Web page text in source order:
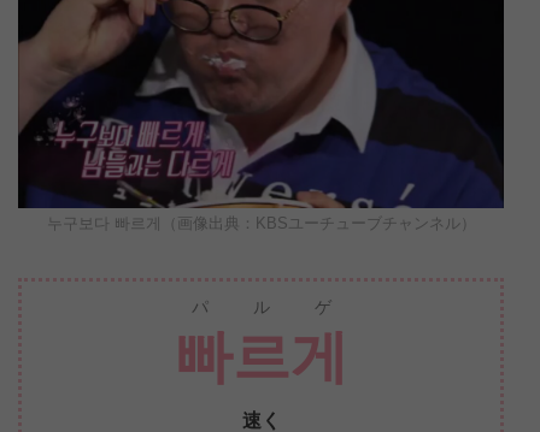
누구보다 빠르게（画像出典：KBSユーチューブチャンネル）
빠르게
パルゲ
速く